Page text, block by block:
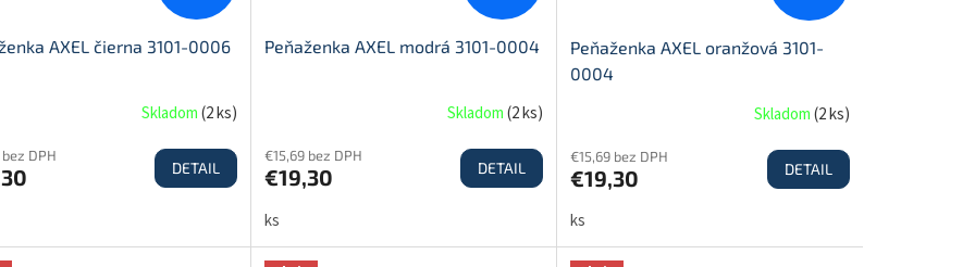
AXEL čierna 3101-0006
Skladom(2 ks)
DPH
DETAIL
Peňaženka AXEL modrá 3101-0004
Skladom(2 ks)
€15,69 bez DPH
€19,30 DETAIL
ks
Peňaženka AXEL oranžová 3101-
0004
Skladom(2 ks)
€15,69 bez DPH
€19,30 DETAIL
ks